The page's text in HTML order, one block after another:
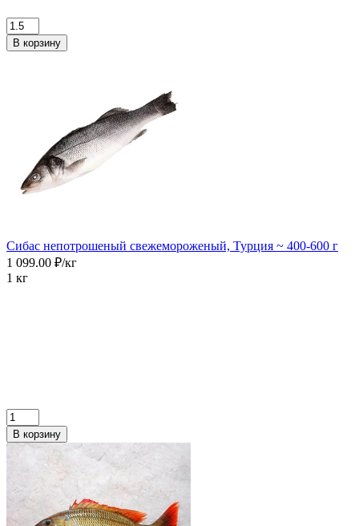
В корзину
Сибас непотрошеный свежемороженый, Турция ~ 400-600 г
1 099.00 ₽/кг
1 кг
В корзину